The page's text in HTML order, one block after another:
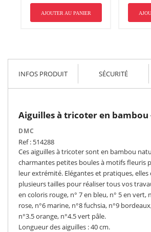
AJOUTER AU PANIER
INFOS PRODUIT SÉCURITÉ
Aiguilles à tricoter en bambou
DMC
Ref : 514288
Ces aiguilles à tricoter sont en bambou
charmantes petites boules à motifs fleuris
leur extrémité. Elégantes et pratiques, elles
plusieurs tailles pour réaliser tous vos
en coloris rouge, n° 7 en bleu, n° 5 en vert,
rose, n°6 marine, n°8 fuchsia, n°9
n°3.5 orange, n°4.5 vert pâle.
Longueur des aiguilles : 40 cm.